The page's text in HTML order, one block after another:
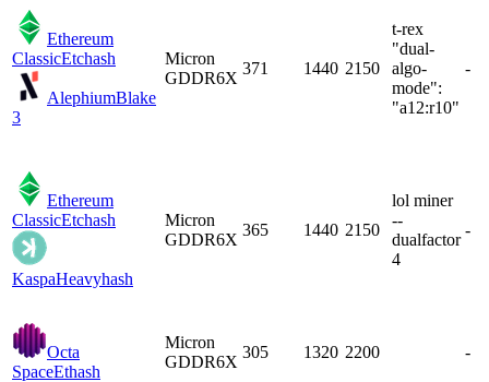
Ethereum
ClassicEtchash
AlephiumBlake
3
Micron
GDDR6X
371 1440 2150
t-rex
"dual-
algo-
mode":
"a12:r10"
-
Ethereum
ClassicEtchash
KaspaHeavyhash
Micron
GDDR6X
365 1440 2150
lol miner
--
dualfactor
4
-
Octa
SpaceEthash
Micron
GDDR6X
305 1320 2200 -